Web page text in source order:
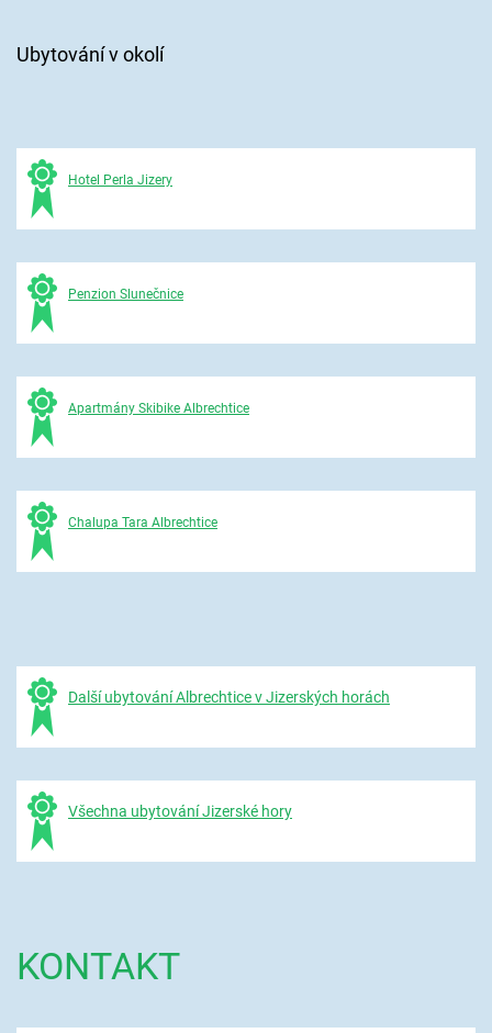
Ubytování v okolí
Hotel Perla Jizery
Penzion Slunečnice
Apartmány Skibike Albrechtice
Chalupa Tara Albrechtice
Další ubytování Albrechtice v Jizerských horách
Všechna ubytování Jizerské hory
KONTAKT